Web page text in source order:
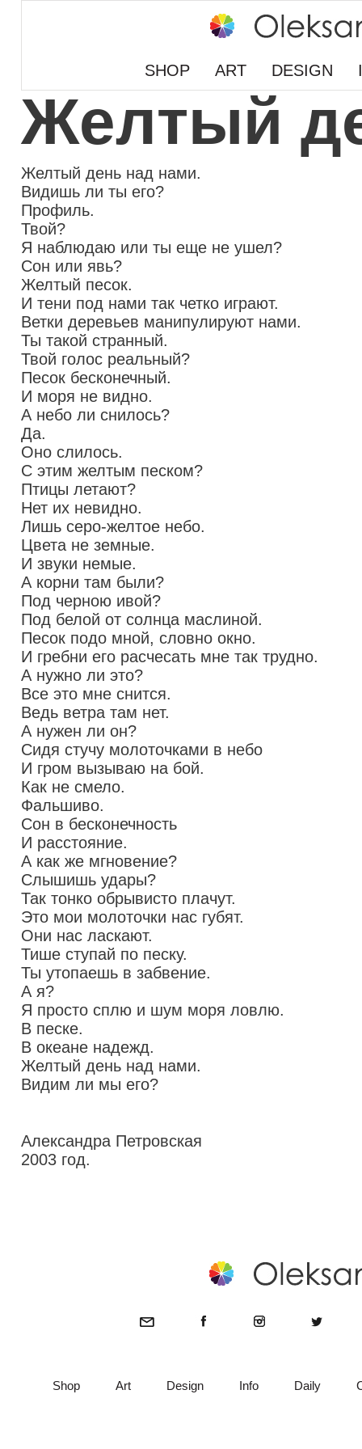
SHOP ART DESIGN
Желтый
Желтый день над нами.
Видишь ли ты его?
Профиль.
Твой?
Я наблюдаю или ты еще не ушел?
Сон или явь?
Желтый песок.
И тени под нами так четко играют.
Ветки деревьев манипулируют нами.
Ты такой странный.
Твой голос реальный?
Песок бесконечный.
И моря не видно.
А небо ли снилось?
Да.
Оно слилось.
С этим желтым песком?
Птицы летают?
Нет их невидно.
Лишь серо-желтое небо.
Цвета не земные.
И звуки немые.
А корни там были?
Под черною ивой?
Под белой от солнца маслиной.
Песок подо мной, словно окно.
И гребни его расчесать мне так трудно.
А нужно ли это?
Все это мне снится.
Ведь ветра там нет.
А нужен ли он?
Сидя стучу молоточками в небо
И гром вызываю на бой.
Как не смело.
Фальшиво.
Сон в бесконечность
И расстояние.
А как же мгновение?
Слышишь удары?
Так тонко обрывисто плачут.
Это мои молоточки нас губят.
Они нас ласкают.
Тише ступай по песку.
Ты утопаешь в забвение.
А я?
Я просто сплю и шум моря ловлю.
В песке.
В океане надежд.
Желтый день над нами.
Видим ли мы его?
Александра Петровская
2003 год.
Shop Art Design Info Daily